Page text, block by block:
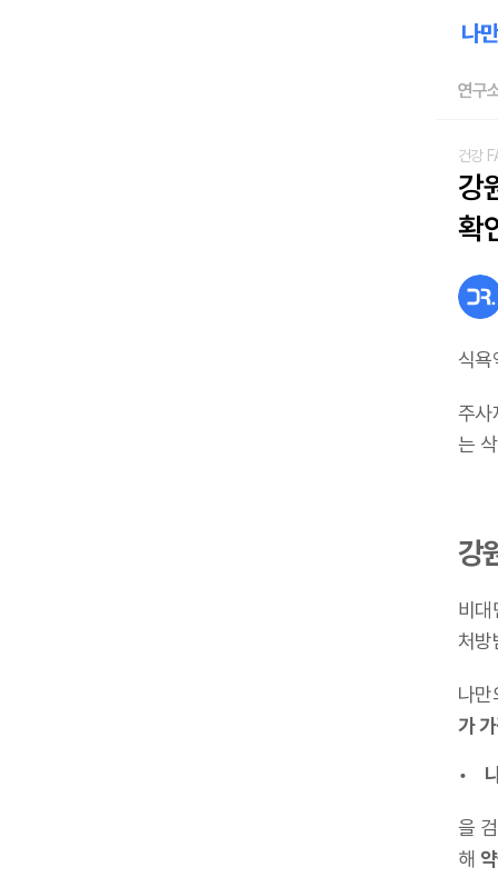
연구
건강
강
확
식욕
주사
는
강
비대
처방
나만
가
을
해